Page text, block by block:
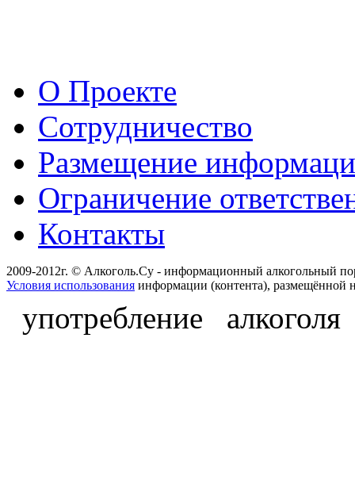
О Проекте
Сотрудничество
Размещение
Ограничение
Контакты
2009-2012г. © Алкоголь.Су - информационный алкогольный
Условия использования информации (контента), размещённой
употребление